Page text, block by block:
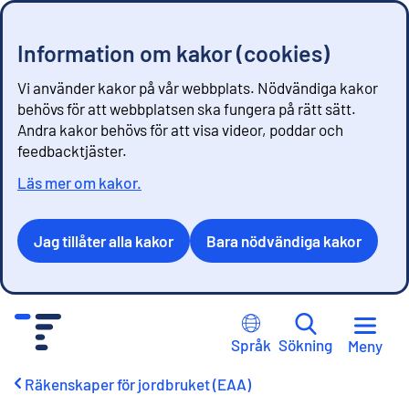
Information om kakor (cookies)
Vi använder kakor på vår webbplats. Nödvändiga kakor
behövs för att webbplatsen ska fungera på rätt sätt.
Andra kakor behövs för att visa videor, poddar och
feedbacktjäster.
Läs mer om kakor.
Jag tillåter alla kakor Bara nödvändiga kakor
Språk Sökning Meny
Räkenskaper för jordbruket (EAA)